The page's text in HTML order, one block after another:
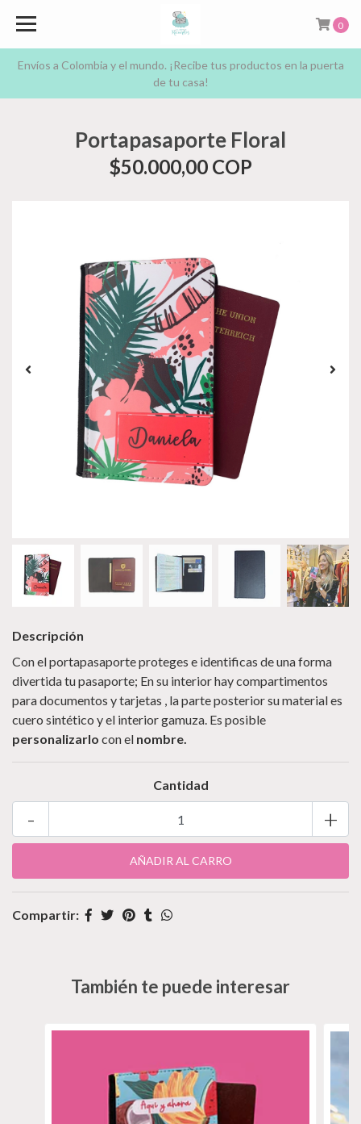
Envíos a Colombia y el mundo. ¡Recibe tus productos en la puerta
de tu casa!
0
Portapasaporte Floral
$50.000,00 COP
Descripción
Con el portapasaporte proteges e identificas de una forma
divertida tu pasaporte; En su interior hay compartimentos
para documentos y tarjetas , la parte posterior su material es
cuero sintético y el interior gamuza. Es posible
personalizarlo con el nombre.
Cantidad
+
-
Compartir:
También te puede interesar